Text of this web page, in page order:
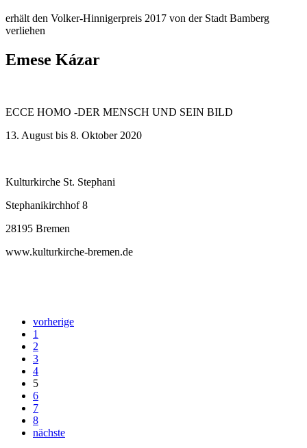
erhält den Volker-Hinnigerpreis 2017 von der Stadt Bamberg
verliehen
Emese Kázar
ECCE HOMO -DER MENSCH UND SEIN BILD
13. August bis 8. Oktober 2020
Kulturkirche St. Stephani
Stephanikirchhof 8
28195 Bremen
www.kulturkirche-bremen.de
vorherige
1
2
3
4
5
6
7
8
nächste